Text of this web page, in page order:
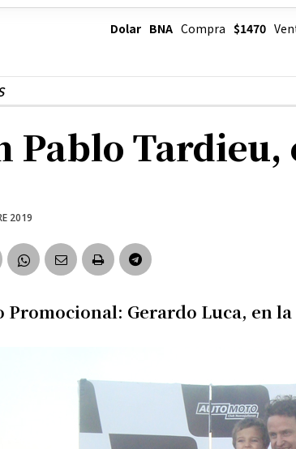
Dolar BNACompra $1470
Pablo Tardieu,
2019
Promocional: Gerardo Luca, en la